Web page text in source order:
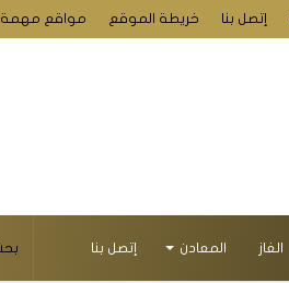
إتصل بنا خريطة الموقع مواقع مهمة
الغاز المعادن إتصل بنا